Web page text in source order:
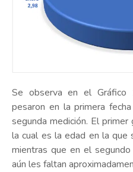
Se observa en el
pesaron en la primera
segunda medición. El
la cual es la edad en la que
mientras que en el
aún les faltan